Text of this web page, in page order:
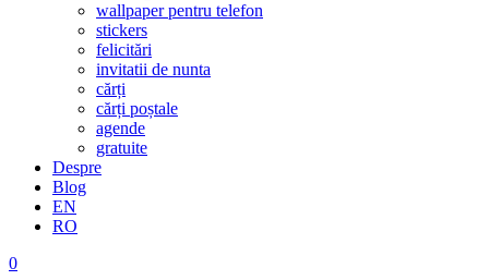
wallpaper pentru telefon
stickers
felicitări
invitatii de nunta
cărți
cărți poștale
agende
gratuite
Despre
Blog
EN
RO
0